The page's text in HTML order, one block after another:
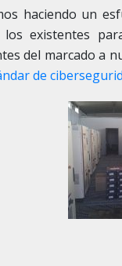
haciendo un
existentes
del marcado a
de